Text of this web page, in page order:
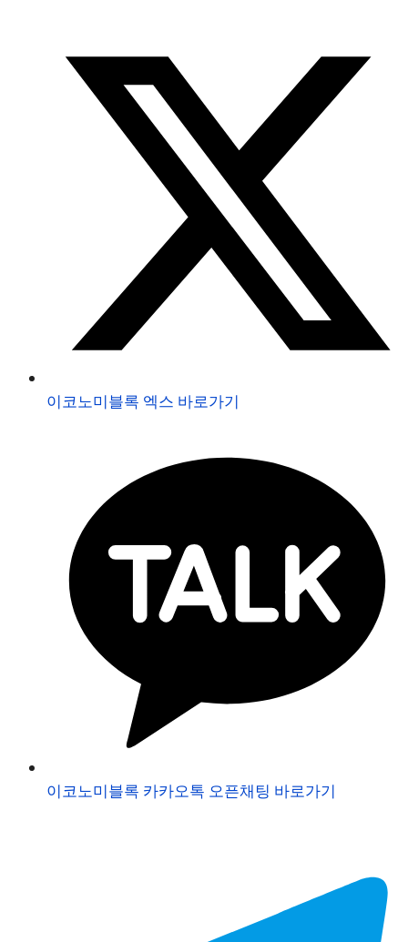
이코노미블록 엑스 바로가기
이코노미블록 카카오톡 오픈채팅 바로가기